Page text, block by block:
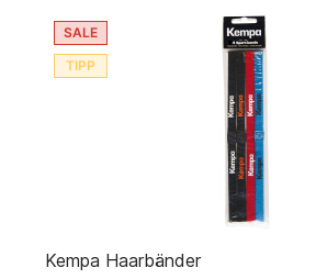
SALE
TIPP
Kempa Haarbänder